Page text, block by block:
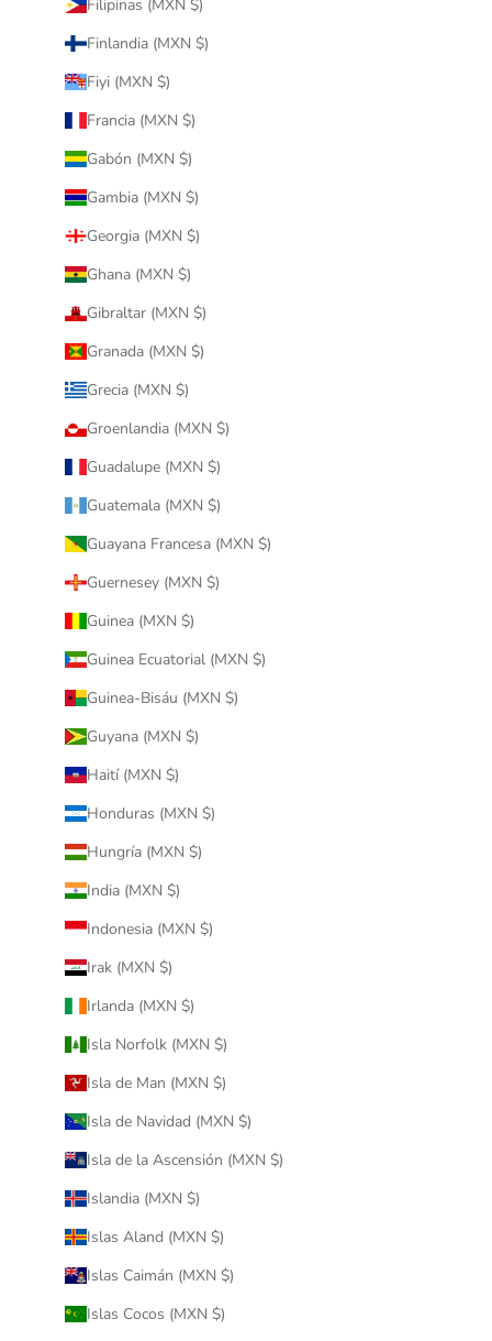
Filipinas (MXN $)
Finlandia (MXN $)
Fiyi (MXN $)
Francia (MXN $)
Gabón (MXN $)
Gambia (MXN $)
Georgia (MXN $)
Ghana (MXN $)
Gibraltar (MXN $)
Granada (MXN $)
Grecia (MXN $)
Groenlandia (MXN $)
Guadalupe (MXN $)
Guatemala (MXN $)
Guayana Francesa (MXN $)
Guernesey (MXN $)
Guinea (MXN $)
Guinea Ecuatorial (MXN $)
Guinea-Bisáu (MXN $)
Guyana (MXN $)
Haití (MXN $)
Honduras (MXN $)
Hungría (MXN $)
India (MXN $)
Indonesia (MXN $)
Irak (MXN $)
Irlanda (MXN $)
Isla Norfolk (MXN $)
Isla de Man (MXN $)
Isla de Navidad (MXN $)
Isla de la Ascensión (MXN $)
Islandia (MXN $)
Islas Aland (MXN $)
Islas Caimán (MXN $)
Islas Cocos (MXN $)